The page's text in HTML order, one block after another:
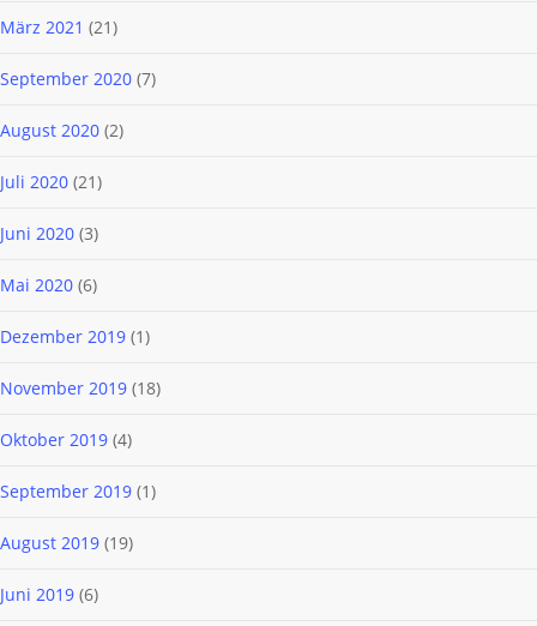
März 2021 (21)
September 2020 (7)
August 2020 (2)
Juli 2020 (21)
Juni 2020 (3)
Mai 2020 (6)
Dezember 2019 (1)
November 2019 (18)
Oktober 2019 (4)
September 2019 (1)
August 2019 (19)
Juni 2019 (6)